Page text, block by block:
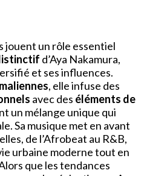
jouent un rôle essentiel
d’Aya Nakamura,
et ses influences.
, elle infuse des
avec des éléments de
un mélange unique qui
Sa musique met en avant
de l’Afrobeat au R&B,
urbaine moderne tout en
que les tendances